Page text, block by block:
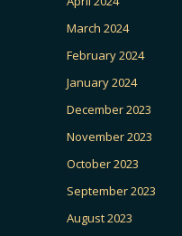
March 2024
February 2024
January 2024
December 2023
November 2023
October 2023
September 2023
August 2023